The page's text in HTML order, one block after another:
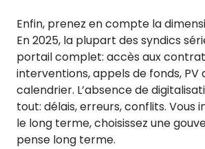
Enfin, prenez en compte la
En 2025, la plupart des syndics
portail complet: accès aux
interventions, appels de fonds, PV
calendrier. L’absence de
tout: délais, erreurs, conflits. Vous
le long terme, choisissez une
pense long terme.